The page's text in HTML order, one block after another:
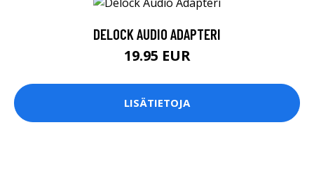
DELOCK AUDIO ADAPTERI
19.95 EUR
LISÄTIETOJA